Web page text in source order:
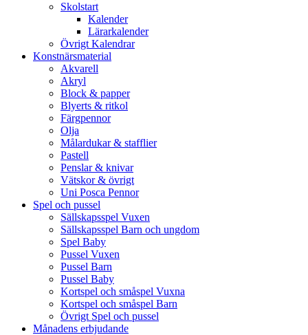
Skolstart
Kalender
Lärarkalender
Övrigt Kalendrar
Konstnärsmaterial
Akvarell
Akryl
Block & papper
Blyerts & ritkol
Färgpennor
Olja
Målardukar & stafflier
Pastell
Penslar & knivar
Vätskor & övrigt
Uni Posca Pennor
Spel och pussel
Sällskapsspel Vuxen
Sällskapsspel Barn och ungdom
Spel Baby
Pussel Vuxen
Pussel Barn
Pussel Baby
Kortspel och småspel Vuxna
Kortspel och småspel Barn
Övrigt Spel och pussel
Månadens erbjudande